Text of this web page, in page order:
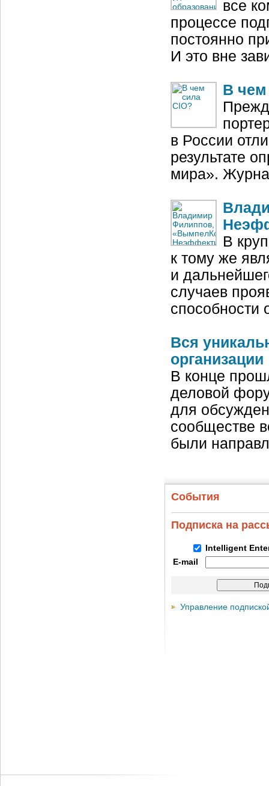
все
процессе
постоянно
И это вне
В чем
в России
результате
мира».
В
к тому же
и
случаев
способности
Вся
организации
В конце
деловой
для
сообществе
были
События
Подписка на
Intelligent
E-mail
Управление